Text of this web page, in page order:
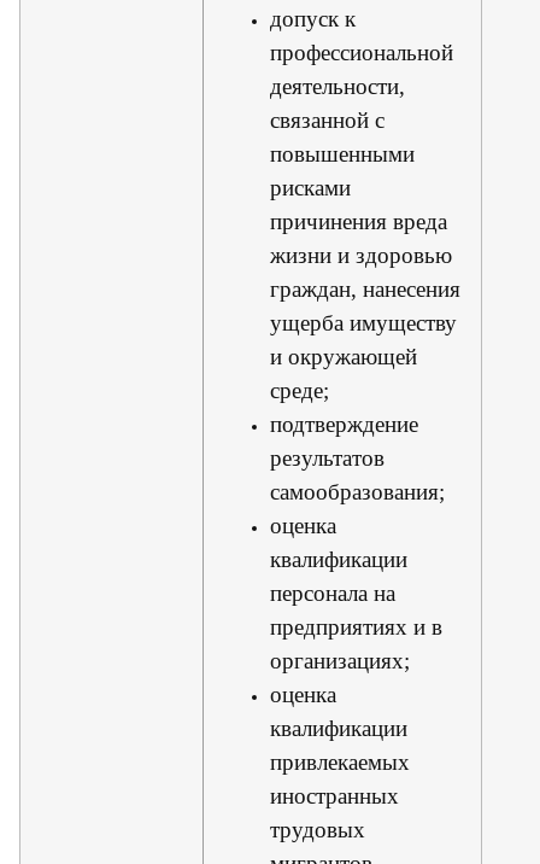
допуск к
профессиональной
деятельности,
связанной с
повышенными
рисками
причинения вреда
жизни и здоровью
граждан, нанесения
ущерба имуществу
и окружающей
среде;
подтверждение
результатов
самообразования;
оценка
квалификации
персонала на
предприятиях и в
организациях;
оценка
квалификации
привлекаемых
иностранных
трудовых